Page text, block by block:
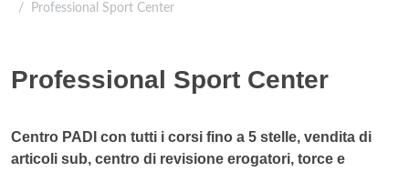
Professional Sport Center
Professional Sport Center
Centro PADI con tutti i corsi fino a 5 stelle, vendita di
articoli sub, centro di revisione erogatori, torce e